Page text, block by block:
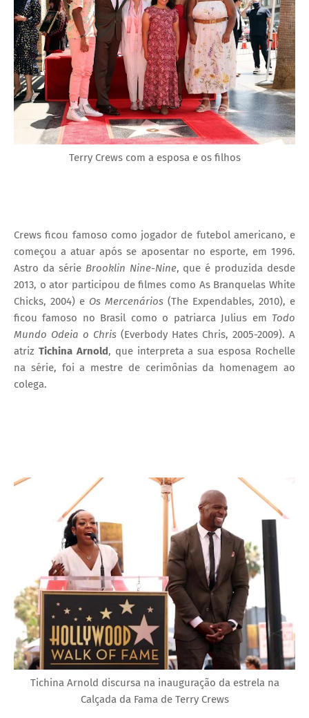
Terry Crews com a esposa e os filhos
Crews ficou famoso como jogador de futebol americano, e
começou a atuar após se aposentar no esporte, em 1996.
Astro da série Brooklin Nine-Nine, que é produzida desde
2013, o ator participou de filmes como As Branquelas White
Chicks, 2004) e Os Mercenários (The Expendables, 2010), e
ficou famoso no Brasil como o patriarca Julius em Todo
Mundo Odeia o Chris (Everbody Hates Chris, 2005-2009). A
atriz Tichina Arnold , que interpreta a sua esposa Rochelle
na série, foi a mestre de cerimônias da homenagem ao
colega.
Tichina Arnold discursa na inauguração da estrela na
Calçada da Fama de Terry Crews